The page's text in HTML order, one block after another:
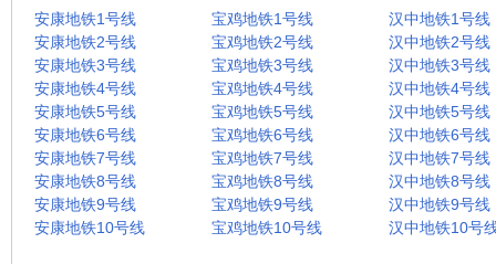
安康地铁1号线
安康地铁2号线
安康地铁3号线
安康地铁4号线
安康地铁5号线
安康地铁6号线
安康地铁7号线
安康地铁8号线
安康地铁9号线
安康地铁10号线
宝鸡地铁1号线
宝鸡地铁2号线
宝鸡地铁3号线
宝鸡地铁4号线
宝鸡地铁5号线
宝鸡地铁6号线
宝鸡地铁7号线
宝鸡地铁8号线
宝鸡地铁9号线
宝鸡地铁10号线
汉中地铁1号线
汉中地铁2号线
汉中地铁3号线
汉中地铁4号线
汉中地铁5号线
汉中地铁6号线
汉中地铁7号线
汉中地铁8号线
汉中地铁9号线
汉中地铁10号